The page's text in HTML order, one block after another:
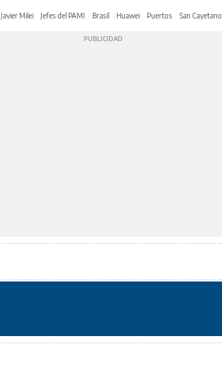
Javier Milei Jefes del PAMI Brasil Huawei Puertos San Cayetano